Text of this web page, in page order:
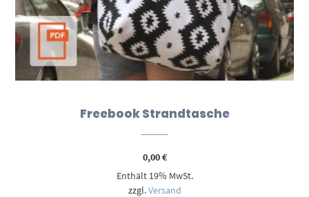
Freebook Strandtasche
0,00€
Enthält 19% MwSt.
zzgl.Versand